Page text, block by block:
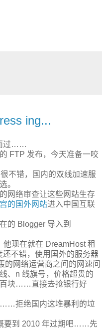
ing...
过……
FTP 发布，今天准备一咬
不错，国内的双线加速服
。
络审查让这些网站生存
的国外网站进入中国互联
的 Blogger 导入到
他现在就在 DreamHost 租
不错，使用国外的服务器
网络运营商之间的网速问
、n 线旗号，价格超贵的
百块……直接去抢银行好
拒绝国内这堆暴利的垃
要到 2010 年过期吧……先